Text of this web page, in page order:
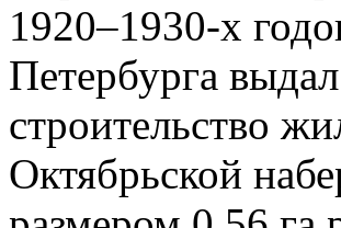
1920–1930-х
Петербурга
строительство
Октябрьской